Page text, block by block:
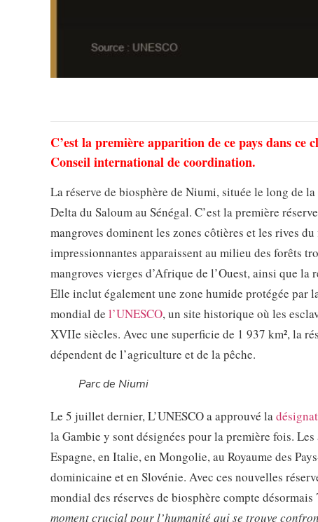
C’est la première apparition de ce pays dans ce
Conseil international de coordination.
La réserve de biosphère de Niumi, située le long de
Delta du Saloum au Sénégal. C’est la première
mangroves dominent les zones côtières et les rives
impressionnantes apparaissent au milieu des forêts
mangroves vierges d’Afrique de l’Ouest, ainsi que
Elle inclut également une zone humide protégée par
mondial de l’UNESCO, un site historique où les
XVIIe siècles. Avec une superficie de 1 937 km², la
dépendent de l’agriculture et de la pêche.
Parc de Niumi
Le 5 juillet dernier, L’UNESCO a approuvé la
la Gambie y sont désignées pour la première fois.
Espagne, en Italie, en Mongolie, au Royaume des
dominicaine et en Slovénie. Avec ces nouvelles
mondial des réserves de biosphère compte désormais
moment crucial pour l’humanité qui se trouve